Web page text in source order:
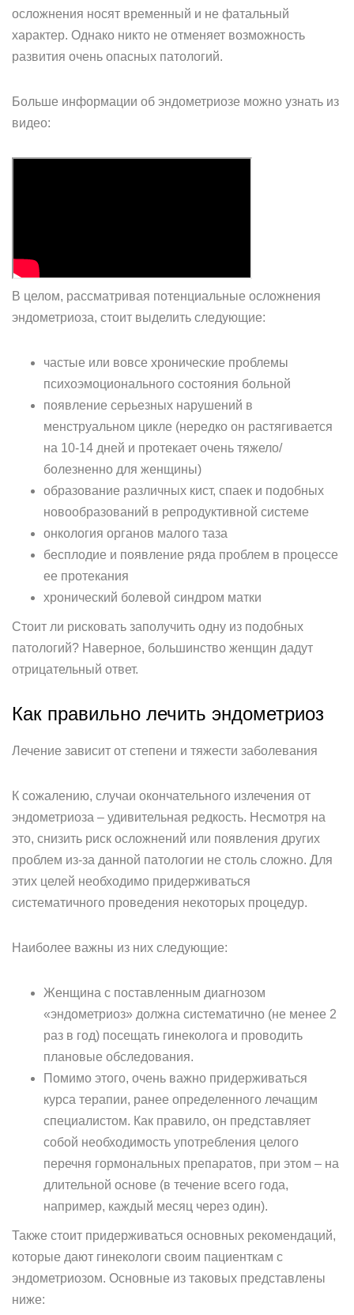
осложнения носят временный и не фатальный
характер. Однако никто не отменяет возможность
развития очень опасных патологий.
Больше информации об эндометриозе можно узнать из
видео:
В целом, рассматривая потенциальные осложнения
эндометриоза, стоит выделить следующие:
частые или вовсе хронические проблемы
психоэмоционального состояния больной
появление серьезных нарушений в
менструальном цикле (нередко он растягивается
на 10-14 дней и протекает очень тяжело/
болезненно для женщины)
образование различных кист, спаек и подобных
новообразований в репродуктивной системе
онкология органов малого таза
бесплодие и появление ряда проблем в процессе
ее протекания
хронический болевой синдром матки
Стоит ли рисковать заполучить одну из подобных
патологий? Наверное, большинство женщин дадут
отрицательный ответ.
Как правильно лечить эндометриоз
Лечение зависит от степени и тяжести заболевания
К сожалению, случаи окончательного излечения от
эндометриоза – удивительная редкость. Несмотря на
это, снизить риск осложнений или появления других
проблем из-за данной патологии не столь сложно. Для
этих целей необходимо придерживаться
систематичного проведения некоторых процедур.
Наиболее важны из них следующие:
Женщина с поставленным диагнозом
«эндометриоз» должна систематично (не менее 2
раз в год) посещать гинеколога и проводить
плановые обследования.
Помимо этого, очень важно придерживаться
курса терапии, ранее определенного лечащим
специалистом. Как правило, он представляет
собой необходимость употребления целого
перечня гормональных препаратов, при этом – на
длительной основе (в течение всего года,
например, каждый месяц через один).
Также стоит придерживаться основных рекомендаций,
которые дают гинекологи своим пациенткам с
эндометриозом. Основные из таковых представлены
ниже: